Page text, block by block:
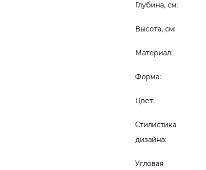
Глубина, см:
Высота, см:
Материал:
Форма:
Цвет:
Стилистика
дизайна:
Угловая